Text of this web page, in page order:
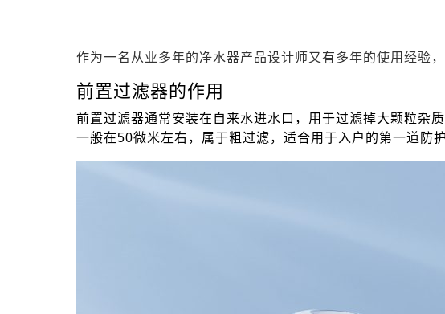
作为一名从业多年的净水器产品设计师又有多年的使用经验
前置过滤器的作用
前置过滤器通常安装在自来水进水口，用于过滤掉大颗粒杂
一般在50微米左右，属于粗过滤，适合用于入户的第一道防护